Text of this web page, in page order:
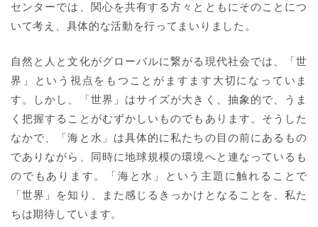
センターでは、関心を共有する方々とともにそのことにつ
いて考え、具体的な活動を行ってまいりました。
自然と人と文化がグローバルに繋がる現代社会では、「世
界」という視点をもつことがますます大切になっていま
す。しかし、「世界」はサイズが大きく、抽象的で、うま
く把握することがむずかしいものでもあります。そうした
なかで、「海と水」は具体的に私たちの目の前にあるもの
でありながら、同時に地球規模の環境へと連なっているも
のでもあります。「海と水」という主題に触れることで
「世界」を知り、また感じるきっかけとなることを、私た
ちは期待しています。